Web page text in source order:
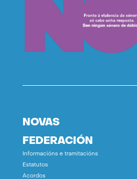
NOVAS
FEDERACIÓN
Informacións e tramitacións
Estatutos
Acordos